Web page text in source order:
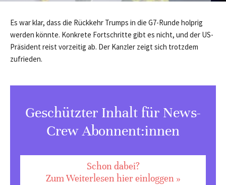
Es war klar, dass die Rückkehr Trumps in die G7-Runde holprig
werden könnte. Konkrete Fortschritte gibt es nicht, und der US-
Präsident reist vorzeitig ab. Der Kanzler zeigt sich trotzdem
zufrieden.
Geschützter Inhalt für News-
Crew Abonnent:innen
Schon dabei?
Zum Weiterlesen hier einloggen »